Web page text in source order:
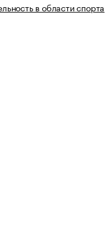
в области спорта